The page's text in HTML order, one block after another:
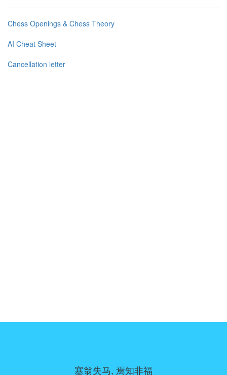
Chess Openings & Chess Theory
AI Cheat Sheet
Cancellation letter
塞翁失马, 焉知非福